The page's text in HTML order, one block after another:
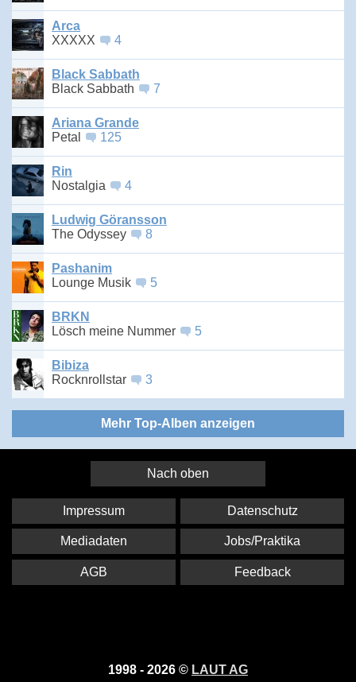
Arca
XXXXX
4
Black Sabbath
Black Sabbath
7
Ariana Grande
Petal
125
Rin
Nostalgia
4
Ludwig Göransson
The Odyssey
8
Pashanim
Lounge Musik
5
BRKN
Lösch meine Nummer
5
Bibiza
Rocknrollstar
3
Mehr Top-Alben anzeigen
Nach oben
1998 - 2026 © LAUT AG
Impressum Datenschutz
Mediadaten Jobs/Praktika
AGB Feedback